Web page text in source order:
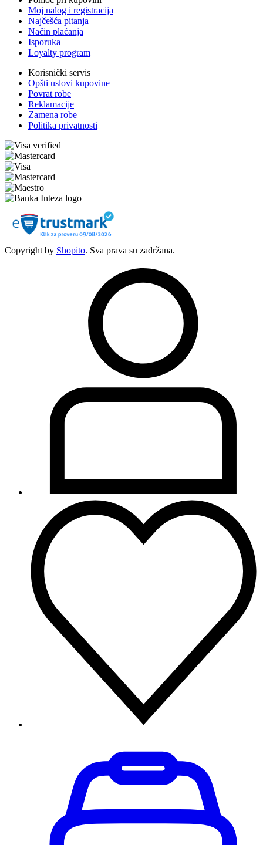
Moj nalog i registracija
Najčešća pitanja
Način plaćanja
Isporuka
Loyalty program
Korisnički servis
Opšti uslovi kupovine
Povrat robe
Reklamacije
Zamena robe
Politika privatnosti
Copyright by Shopito. Sva prava su zadržana.